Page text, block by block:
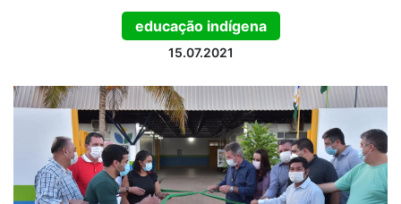
educação indígena
15.07.2021